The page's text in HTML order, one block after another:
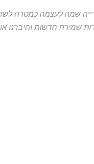
שמה לעצמה כמטרה
שמירה חדשות וחיברנו